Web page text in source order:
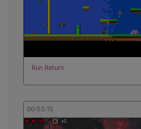
Run Return
00:03:15